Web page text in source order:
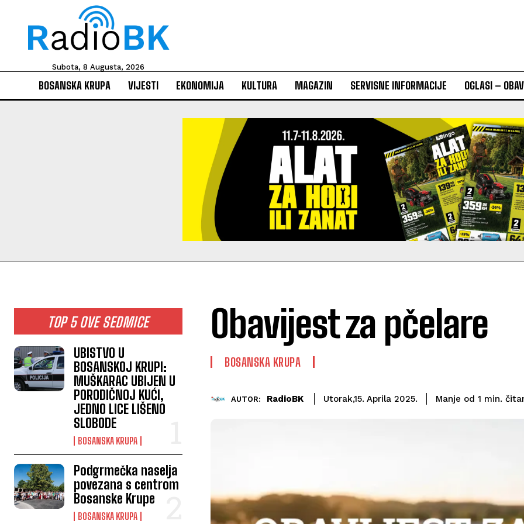
Subota, 8 Augusta, 2026
BOSANSKA KRUPA VIJESTI EKONOMIJA KULTURA MAGAZIN SERVISNE INFORMACIJE OGLASI –
TOP 5 OVE SEDMICE
UBISTVO U
BOSANSKOJ KRUPI:
MUŠKARAC UBIJEN U
PORODIČNOJ KUĆI,
JEDNO LICE LIŠENO
SLOBODE
BOSANSKA KRUPA
Podgrmečka naselja
povezana s centrom
Bosanske Krupe
BOSANSKA KRUPA
Obavijest za pčelare
BOSANSKA KRUPA
AUTOR: RadioBK Utorak,15. Aprila 2025. Manje od 1 min.